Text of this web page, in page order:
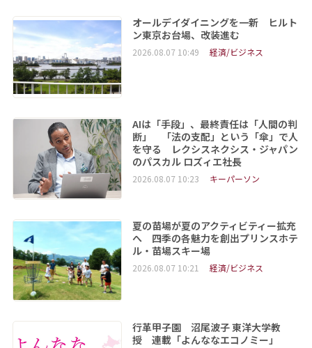
オールデイダイニングを一新 ヒルト
ン東京お台場、改装進む
2026.08.07 10:49 経済/ビジネス
AIは「手段」、最終責任は「人間の判
断」 「法の支配」という「傘」で人
を守る レクシスネクシス・ジャパン
のパスカル ロズィエ社長
2026.08.07 10:23 キーパーソン
夏の苗場が夏のアクティビティー拡充
へ 四季の各魅力を創出プリンスホテ
ル・苗場スキー場
2026.08.07 10:21 経済/ビジネス
行革甲子園 沼尾波子 東洋大学教
授 連載「よんななエコノミー」